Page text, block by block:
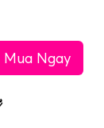
Mua Ngay